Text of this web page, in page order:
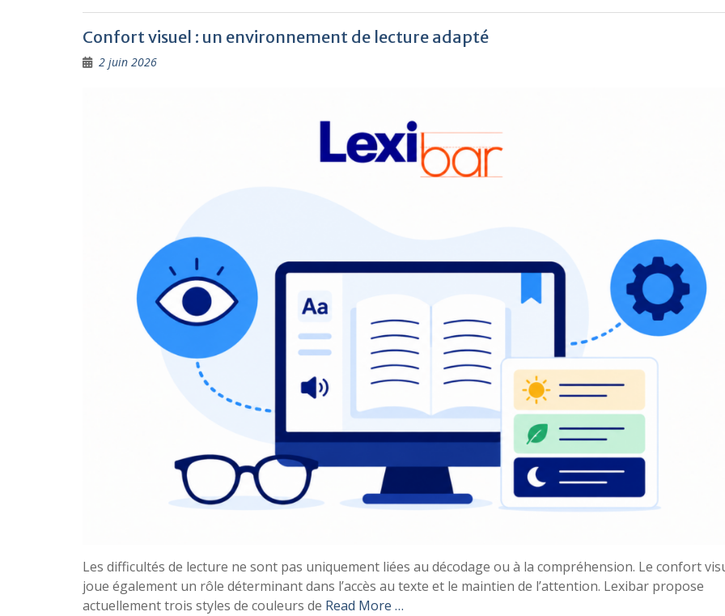
Confort visuel : un environnement de lecture adapté
2 juin 2026
Les difficultés de lecture ne sont pas uniquement liées au décodage ou à la compréhension. Le confort
joue également un rôle déterminant dans l’accès au texte et le maintien de l’attention. Lexibar propose
actuellement trois styles de couleurs de Read More …